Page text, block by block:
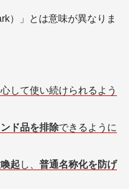
）」とは意味が異なりま
心して使い続けられるよう
ド品を排除できるように
起 し、 普通名称化を防げ